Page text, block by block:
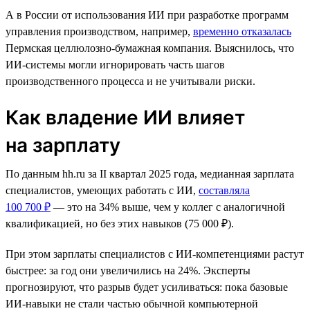
А в России от использования ИИ при разработке программ
управления производством, например, временно отказалась
Пермская целлюлозно-бумажная компания. Выяснилось, что
ИИ-системы могли игнорировать часть шагов
производственного процесса и не учитывали риски.
Как владение ИИ влияет
на зарплату
По данным hh.ru за II квартал 2025 года, медианная зарплата
специалистов, умеющих работать с ИИ, составляла
100 700 ₽ — это на 34% выше, чем у коллег с аналогичной
квалификацией, но без этих навыков (75 000 ₽).
При этом зарплаты специалистов с ИИ-компетенциями растут
быстрее: за год они увеличились на 24%. Эксперты
прогнозируют, что разрыв будет усиливаться: пока базовые
ИИ-навыки не стали частью обычной компьютерной